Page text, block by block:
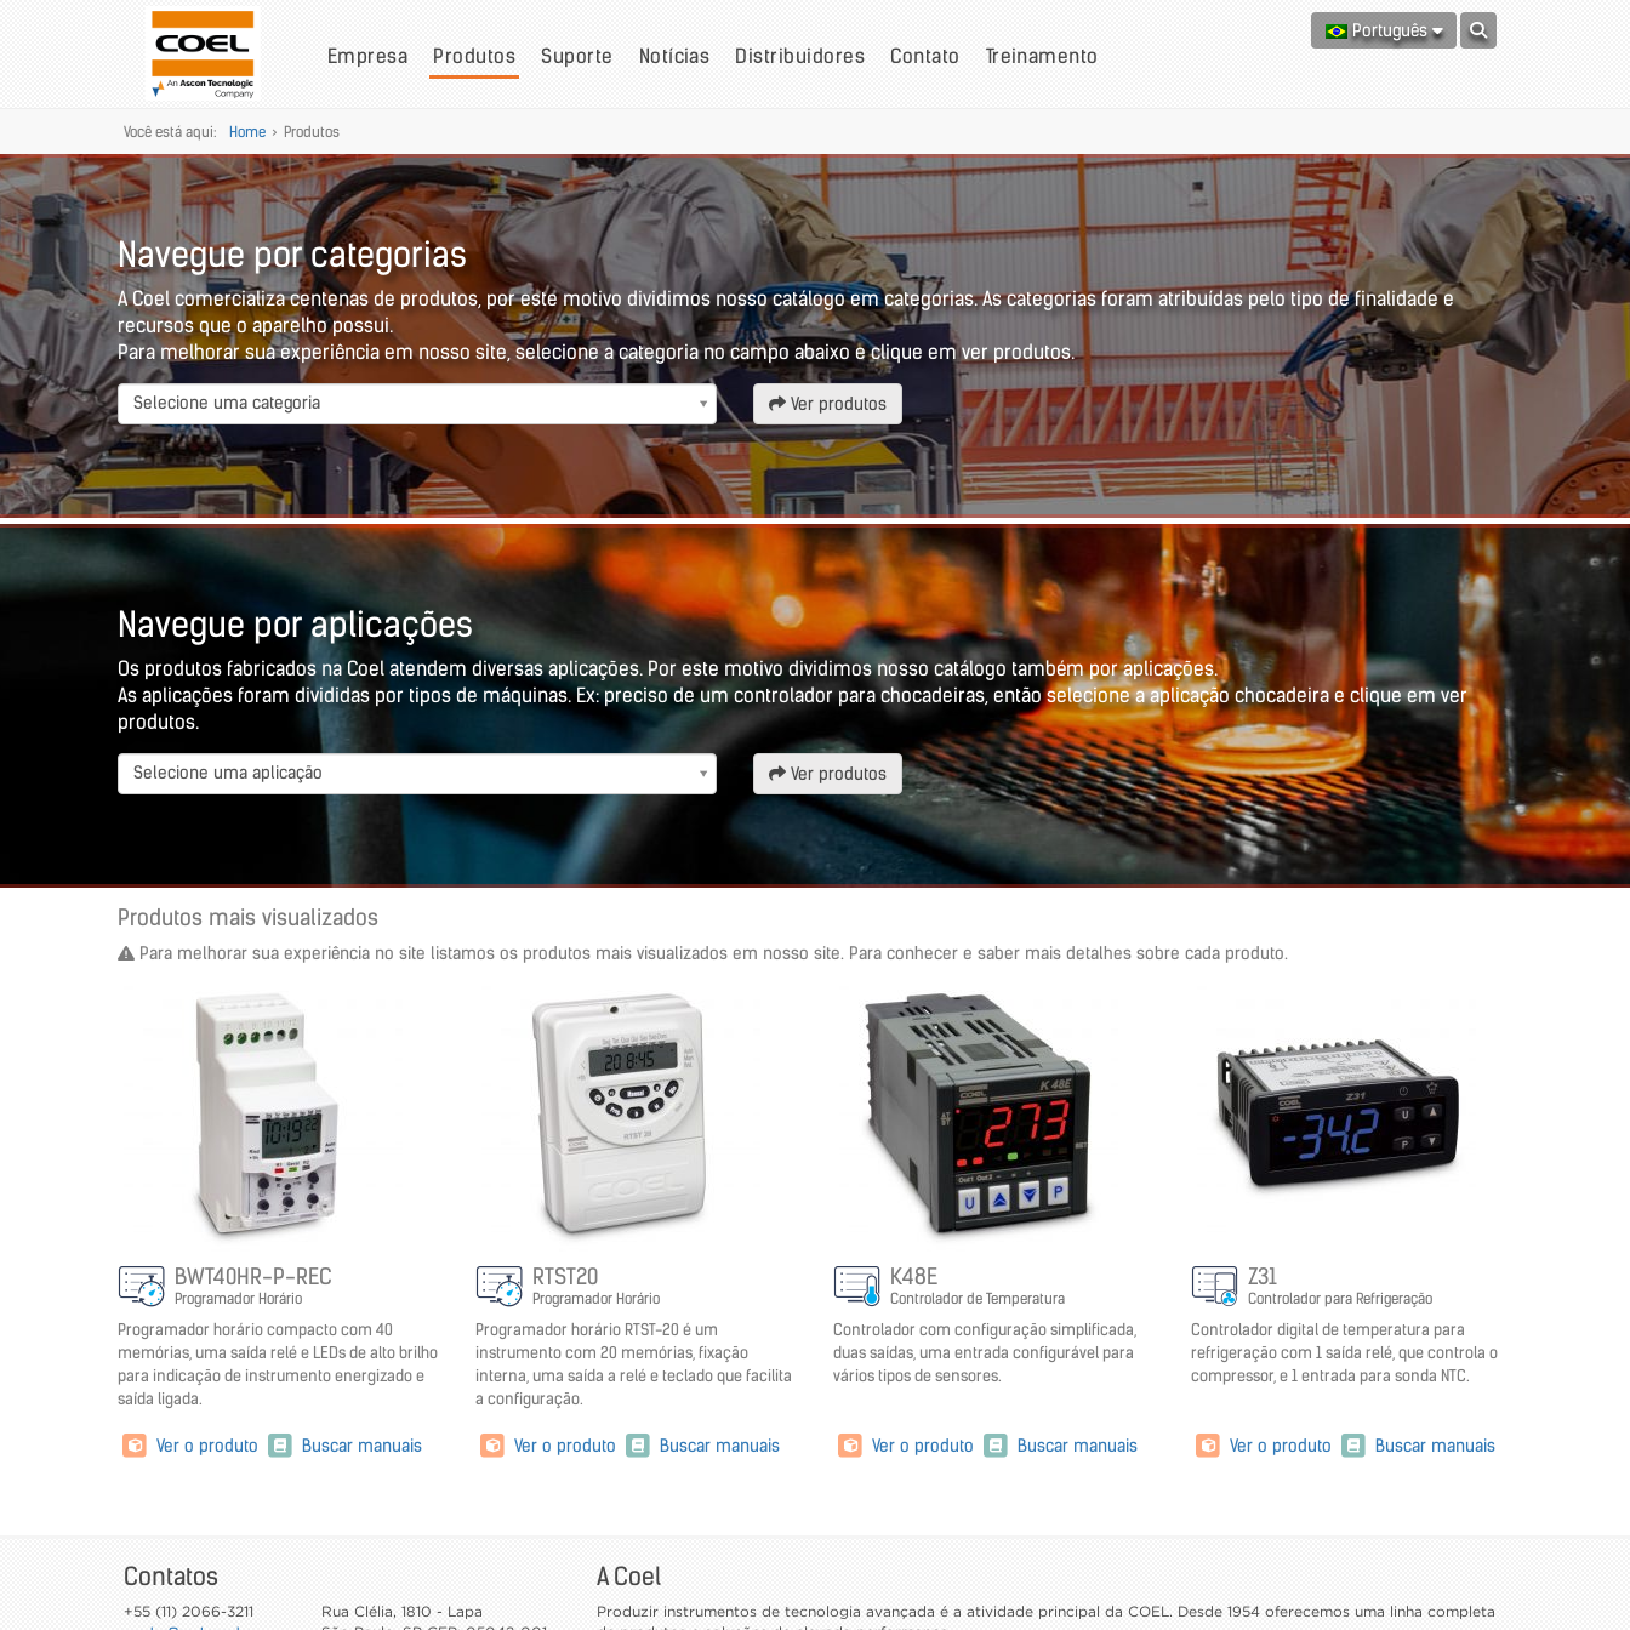
Português
Empresa Produtos Suporte Notícias Distribuidores Contato Treinamento
Você está aqui: Home > Produtos
Navegue por categorias
A Coel comercializa centenas de produtos, por este motivo dividimos nosso catálogo em categorias. As categorias foram atribuídas pelo tipo de finalidade e
recursos que o aparelho possui.
Para melhorar sua experiência em nosso site, selecione a categoria no campo abaixo e clique em ver produtos.
Selecione uma categoria Ver produtos
Navegue por aplicações
Os produtos fabricados na Coel atendem diversas aplicações. Por este motivo dividimos nosso catálogo também por aplicações.
As aplicações foram divididas por tipos de máquinas. Ex: preciso de um controlador para chocadeiras, então selecione a aplicação chocadeira e clique em ver
produtos.
Selecione uma aplicação Ver produtos
Produtos mais visualizados
Para melhorar sua experiência no site listamos os produtos mais visualizados em nosso site. Para conhecer e saber mais detalhes sobre cada produto.
BWT40HR-P-REC
Programador Horário
Programador horário compacto com 40
memórias, uma saída relé e LEDs de alto brilho
para indicação de instrumento energizado e
saída ligada.
Ver o produto Buscar manuais
RTST20
Programador Horário
Programador horário RTST-20 é um
instrumento com 20 memórias, fixação
interna, uma saída a relé e teclado que facilita
a configuração.
Ver o produto Buscar manuais
K48E
Controlador de Temperatura
Controlador com configuração simplificada,
duas saídas, uma entrada configurável para
vários tipos de sensores.
Ver o produto Buscar manuais
Z31
Controlador para Refrigeração
Controlador digital de temperatura para
refrigeração com 1 saída relé, que controla o
compressor, e 1 entrada para sonda NTC.
Ver o produto Buscar manuais
Contatos
+55 (11) 2066-3211
Rua Clélia, 1810 - Lapa
A Coel
Produzir instrumentos de tecnologia avançada é a atividade principal da COEL. Desde 1954 oferecemos uma linha completa